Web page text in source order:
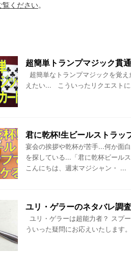
覧ください。
超簡単トランプマジック貫
超簡単なトランプマジックを覚
えたい... こういったリクエスト
君に乾杯!生ビールストラッ
宴会の挨拶や乾杯が苦手...何か面
を探している...「君に乾杯ビール
こんにちは、週末マジシャン・ ...
ユリ・ゲラーのネタバレ調
ユリ・ゲラーは超能力者？ スプ
ういった疑問にお応えいたします